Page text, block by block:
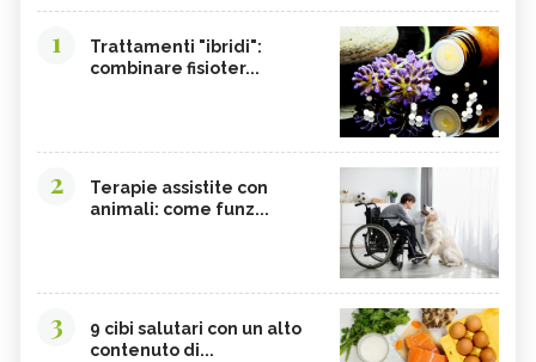
1
Trattamenti "ibridi":
combinare fisioter...
2
Terapie assistite con
animali: come funz...
3
9 cibi salutari con un alto
contenuto di...